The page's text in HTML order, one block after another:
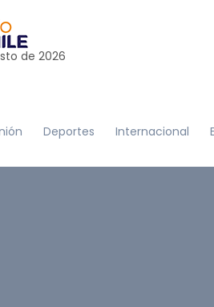
de 2026
Deportes Internacional